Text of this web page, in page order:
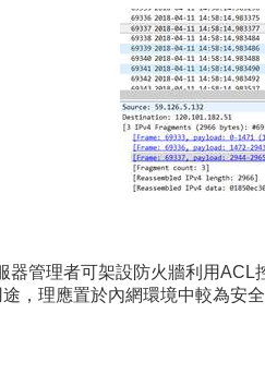
器管理者可架設防火牆利用
，理應置於內網環境中較為安全